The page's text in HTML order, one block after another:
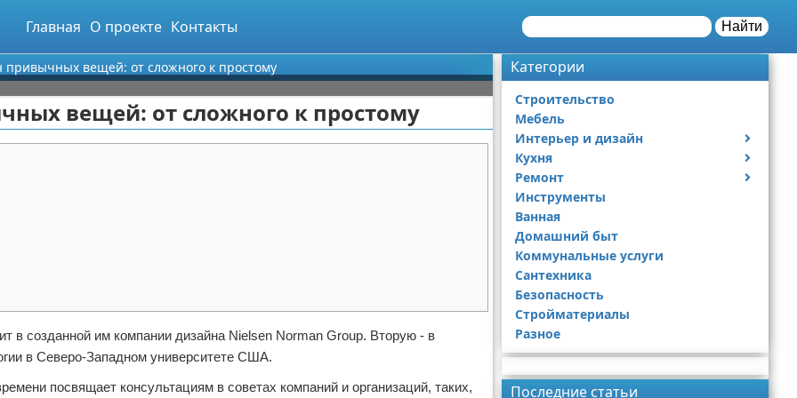
Главная О проекте Контакты Найти
вещей: от сложного к простому
вещей: от сложного к простому
в созданной им компании дизайна Nielsen Norman Group. Вторую - в
в Северо-Западном университете США.
посвящает консультациям в советах компаний и организаций, таких,
Категории
Строительство
Мебель
Интерьер и дизайн
Дизайн дачи
Дизайн квартиры
Кухня
Посуда
Ремонт
Ремонт дачи
Ремонт квартиры
Инструменты
Ванная
Домашний быт
Коммунальные услуги
Сантехника
Безопасность
Стройматериалы
Разное
Последние статьи